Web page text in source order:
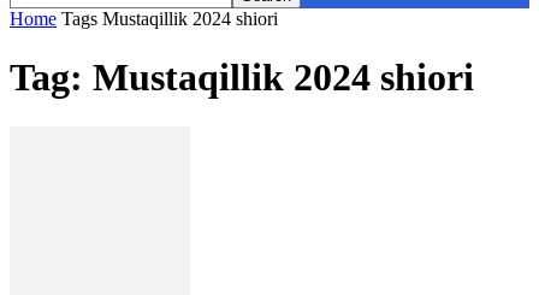
Home Tags Mustaqillik 2024 shiori
Tag: Mustaqillik 2024 shiori